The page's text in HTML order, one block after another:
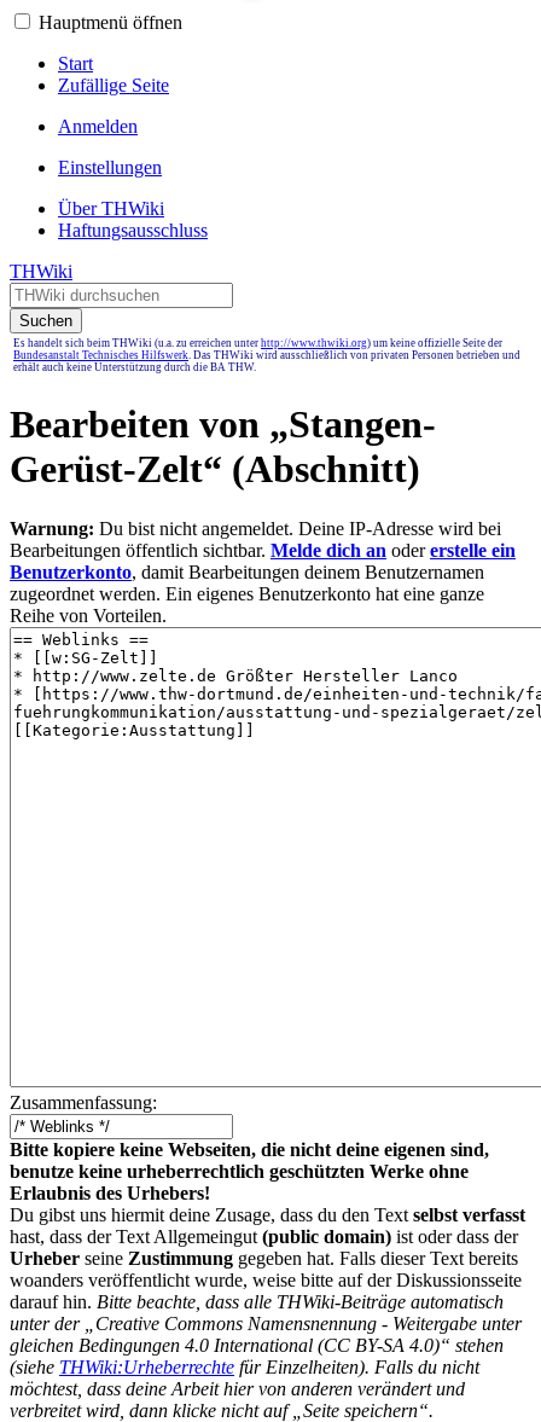
Hauptmenü öffnen
Start
Zufällige Seite
Anmelden
Einstellungen
Über THWiki
Haftungsausschluss
THWiki
Suchen
Es handelt sich beim THWiki (u.a. zu erreichen unter http://www.thwiki.org) um keine offizielle Seite der
Bundesanstalt Technisches Hilfswerk. Das THWiki wird ausschließlich von privaten Personen betrieben und
erhält auch keine Unterstützung durch die BA THW.
Bearbeiten von „Stangen-
Gerüst-Zelt“ (Abschnitt)
Warnung: Du bist nicht angemeldet. Deine IP-Adresse wird bei
Bearbeitungen öffentlich sichtbar. Melde dich an odererstelle ein
Benutzerkonto, damit Bearbeitungen deinem Benutzernamen
zugeordnet werden. Ein eigenes Benutzerkonto hat eine ganze
Reihe von Vorteilen.
Zusammenfassung:
Bitte kopiere keine Webseiten, die nicht deine eigenen sind,
benutze keine urheberrechtlich geschützten Werke ohne
Erlaubnis des Urhebers!
Du gibst uns hiermit deine Zusage, dass du den Text selbst verfasst
hast, dass der Text Allgemeingut (public domain) ist oder dass der
Urheber seine Zustimmung gegeben hat. Falls dieser Text bereits
woanders veröffentlicht wurde, weise bitte auf der Diskussionsseite
darauf hin. Bitte beachte, dass alle THWiki-Beiträge automatisch
unter der „Creative Commons Namensnennung - Weitergabe unter
gleichen Bedingungen 4.0 International (CC BY-SA 4.0)“ stehen
(siehe THWiki:Urheberrechte für Einzelheiten). Falls du nicht
möchtest, dass deine Arbeit hier von anderen verändert und
verbreitet wird, dann klicke nicht auf „Seite speichern“.